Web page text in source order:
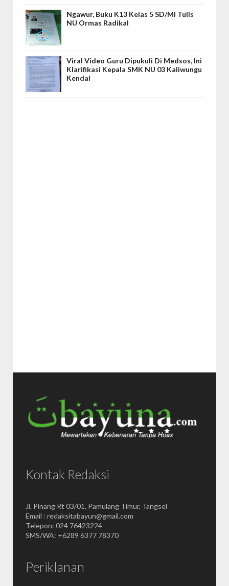
Ngawur, Buku K13 Kelas 5 SD/MI Tulis
NU Ormas Radikal
Viral Video Guru Dipukuli Di Medsos, Ini
Klarifikasi Kepala SMK NU 03 Kaliwungu
Kendal
Kontak Redaksi
Jl. Pinang Rt 03/01, Pamulang Timur, Tangsel
Email : redaksitabayun@gmail.com
Telepon: 024 76423224
SMS/WA: +6289 6377 78370
Periklanan